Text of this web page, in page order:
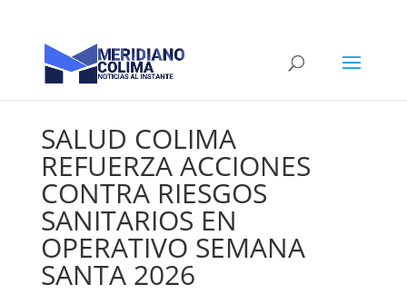
SALUD COLIMA
REFUERZA ACCIONES
CONTRA RIESGOS
SANITARIOS EN
OPERATIVO SEMANA
SANTA 2026